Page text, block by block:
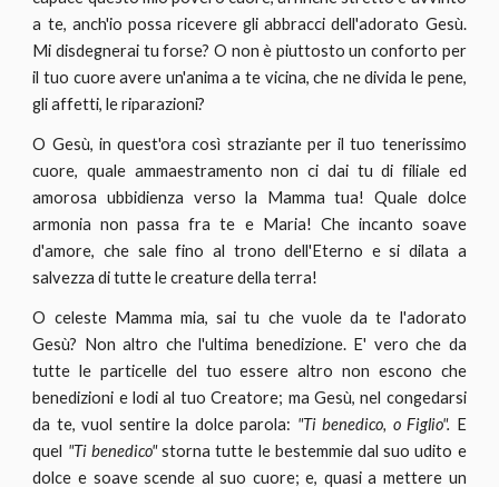
a te, anch'io possa ricevere gli abbracci dell'adorato Gesù.
Mi disdegnerai tu forse? O non è piuttosto un conforto per
il tuo cuore avere un'anima a te vicina, che ne divida le pene,
gli affetti, le riparazioni?
O Gesù, in quest'ora così straziante per il tuo tenerissimo
cuore, quale ammaestramento non ci dai tu di filiale ed
amorosa ubbidienza verso la Mamma tua! Quale dolce
armonia non passa fra te e Maria! Che incanto soave
d'amore, che sale fino al trono dell'Eterno e si dilata a
salvezza di tutte le creature della terra!
O celeste Mamma mia, sai tu che vuole da te l'adorato
Gesù? Non altro che l'ultima benedizione. E' vero che da
tutte le particelle del tuo essere altro non escono che
benedizioni e lodi al tuo Creatore; ma Gesù, nel congedarsi
da te, vuol sentire la dolce parola: "Ti benedico, o Figlio". E
quel "Ti benedico"storna tutte le bestemmie dal suo udito e
dolce e soave scende al suo cuore; e, quasi a mettere un